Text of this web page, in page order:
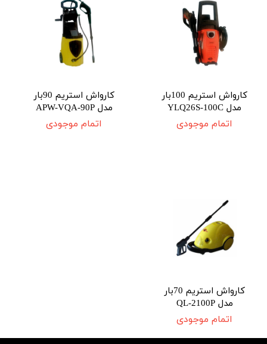
کارواش استریم 100بار
مدل YLQ26S-100C
اتمام موجودی
کارواش استریم 90بار
مدل APW-VQA-90P
اتمام موجودی
کارواش استریم 70بار
مدل QL-2100P
اتمام موجودی